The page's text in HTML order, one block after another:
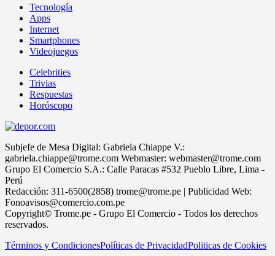
Tecnología
Apps
Internet
Smartphones
Videojuegos
Celebrities
Trivias
Respuestas
Horóscopo
Subjefe de Mesa Digital: Gabriela Chiappe V.:
gabriela.chiappe@trome.com Webmaster: webmaster@trome.com
Grupo El Comercio S.A.: Calle Paracas #532 Pueblo Libre, Lima -
Perú
Redacción: 311-6500(2858) trome@trome.pe | Publicidad Web:
Fonoavisos@comercio.com.pe
Copyright© Trome.pe - Grupo El Comercio - Todos los derechos
reservados.
Términos y CondicionesPolíticas de PrivacidadPoliticas de Cookies